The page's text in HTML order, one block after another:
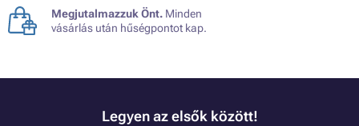
Megjutalmazzuk Önt. Minden
vásárlás után hűségpontot kap.
Legyen az elsők között!